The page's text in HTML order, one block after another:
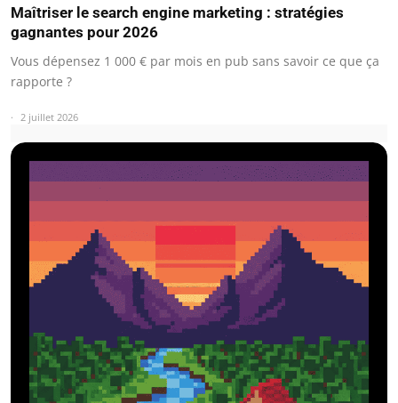
Maîtriser le search engine marketing : stratégies
gagnantes pour 2026
Vous dépensez 1 000 € par mois en pub sans savoir ce que ça
rapporte ?
2 juillet 2026